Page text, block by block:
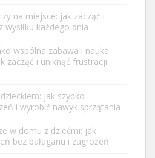
na miejsce: jak zacząć i
każdego dnia
wspólna zabawa i nauka
zacząć i uniknąć frustracji
jak szybko
i wyrobić nawyk sprzątania
w domu z dziećmi: jak
bez bałaganu i zagrożeń